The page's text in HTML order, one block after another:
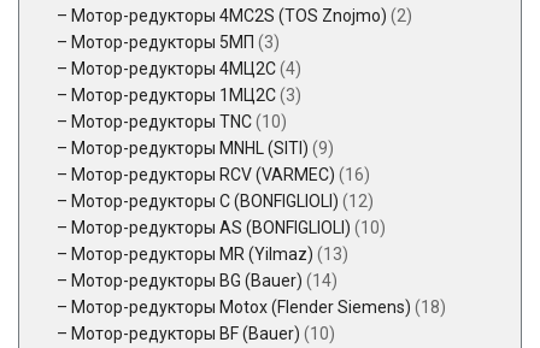
Мотор-редукторы 4MC2S (TOS Znojmo) (2)
Мотор-редукторы 5МП (3)
Мотор-редукторы 4МЦ2С(4)
Мотор-редукторы 1МЦ2С(3)
Мотор-редукторы TNC(10)
Мотор-редукторы MNHL (SITI) (9)
Мотор-редукторы RCV (VARMEC) (16)
Мотор-редукторы C (BONFIGLIOLI) (12)
Мотор-редукторы AS (BONFIGLIOLI) (10)
Мотор-редукторы MR (Yilmaz) (13)
Мотор-редукторы BG (Bauer) (14)
Мотор-редукторы Motox (Flender Siemens) (18)
Мотор-редукторы BF (Bauer) (10)